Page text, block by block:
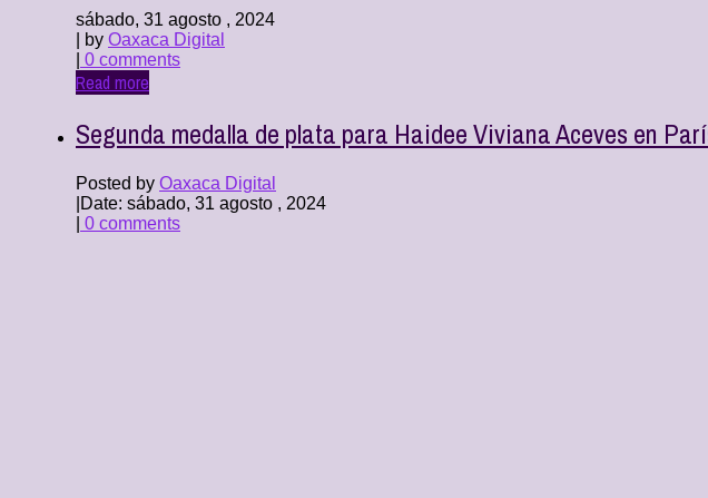
sábado, 31 agosto , 2024
| by Oaxaca Digital
0 comments
Read more
Segunda medalla de plata para Haidee Viviana Aceves en
Posted by Oaxaca Digital
Date: sábado, 31 agosto , 2024
0 comments